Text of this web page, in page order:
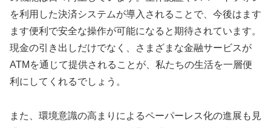
を利用した決済システムが導入されることで、今後はます
ます便利で安全な操作が可能になると期待されています。
現金の引き出しだけでなく、さまざまな金融サービスが
ATMを通じて提供されることが、私たちの生活を一層便
利にしてくれるでしょう。
また、環境意識の高まりによるペーパーレス化の進展も見